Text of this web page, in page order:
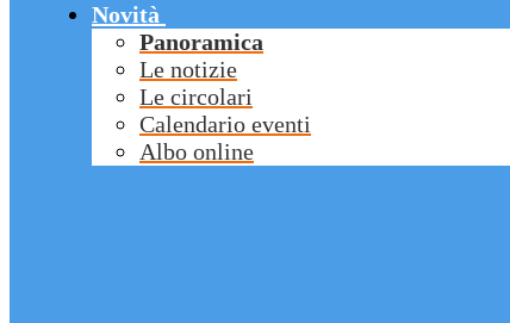
Novità
Panoramica
Le notizie
Le circolari
Calendario eventi
Albo online